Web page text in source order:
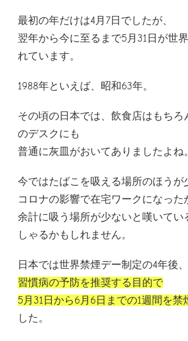
最初の年だけは4月7日でしたが、
翌年から今に至るまで5月31日が世
れています。
1988年といえば、昭和63年。
その頃の日本では、飲食店はもちろ
のデスクにも
普通に灰皿がおいてありましたよね。
今ではたばこを吸える場所のほうが
コロナの影響で在宅ワークになった
余計に吸う場所が少ないと嘆いてい
しゃるかもしれません。
日本では世界禁煙デー制定の4年後
習慣病の予防を推奨する目的で
5月31日から6月6日までの1週間を禁
した。